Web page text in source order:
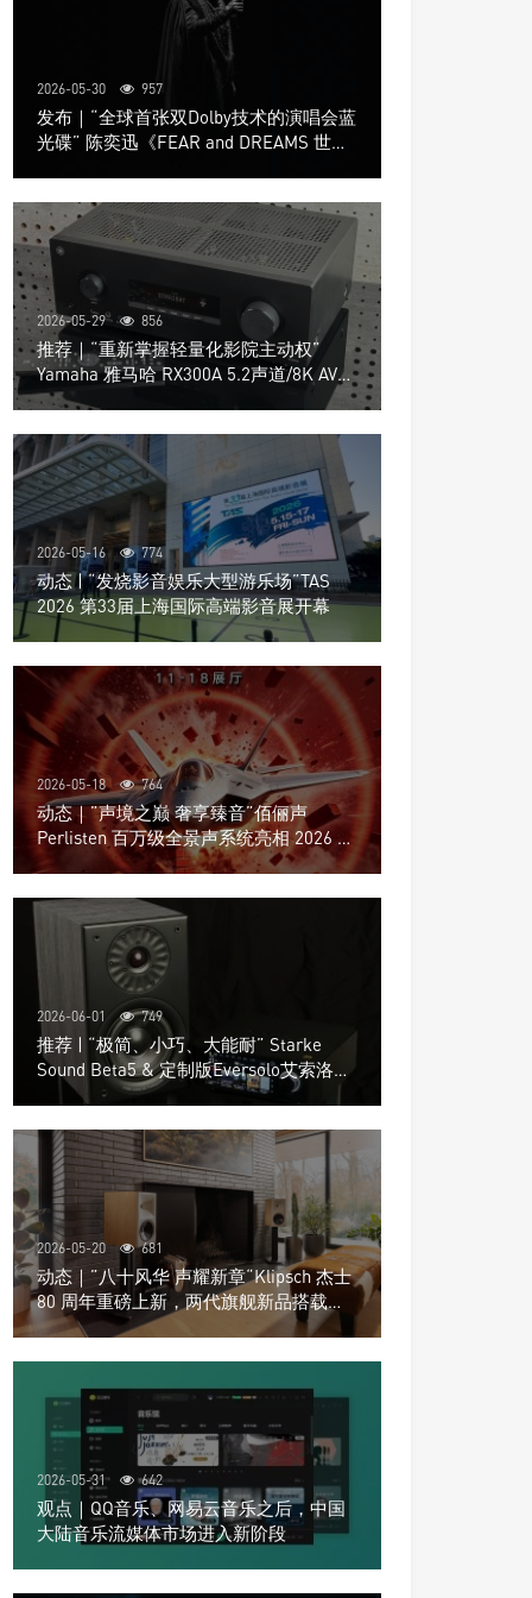
2026-05-30 957
发布｜“全球首张双Dolby技术的演唱会蓝
光碟” 陈奕迅《FEAR and DREAMS 世界
2026-05-29 856
推荐｜“重新掌握轻量化影院主动权”
Yamaha 雅马哈 RX300A 5.2声道/8K AV放
大器
2026-05-16 774
动态 | “发烧影音娱乐大型游乐场”TAS
2026 第33届上海国际高端影音展开幕
2026-05-18 764
动态｜”声境之巅 奢享臻音”佰俪声
Perlisten 百万级全景声系统亮相 2026 北
京国际音响展
2026-06-01 749
推荐 | “极简、小巧、大能耐” Starke
Sound Beta5 & 定制版Eversolo艾索洛
Play音响组合
2026-05-20 681
动态｜”八十风华 声耀新章“Klipsch 杰士
80 周年重磅上新，两代旗舰新品搭载硬
核配置音质再升级
2026-05-31 642
观点｜QQ音乐、网易云音乐之后，中国
大陆音乐流媒体市场进入新阶段